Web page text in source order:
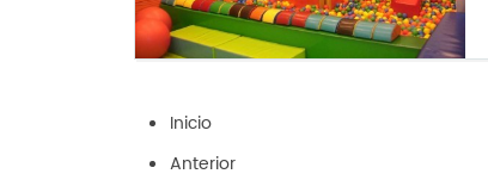
Inicio
Anterior